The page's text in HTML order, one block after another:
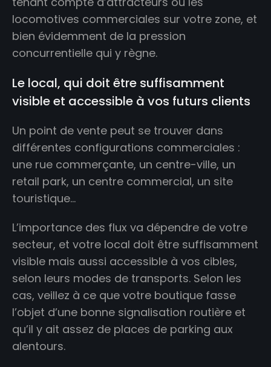
locomotives commerciales sur votre zone, et
bien évidemment de la pression
concurrentielle qui y règne.
Le local, qui doit être suffisamment
visible et accessible à vos futurs clients
Un point de vente peut se trouver dans
différentes configurations commerciales :
une rue commerçante, un centre-ville, un
retail park, un centre commercial, un site
touristique…
L’importance des flux va dépendre de votre
secteur, et votre local doit être suffisamment
visible mais aussi accessible à vos cibles,
selon leurs modes de transports. Selon les
cas, veillez à ce que votre boutique fasse
l’objet d’une bonne signalisation routière et
qu’il y ait assez de places de parking aux
alentours.